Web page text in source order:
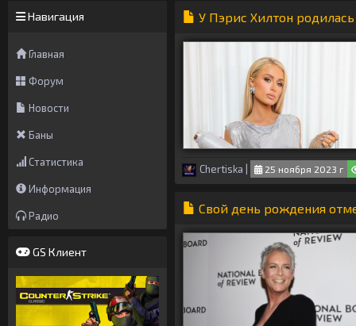
Навигация
Главная
Форум
Новости
Баны
Статистика
Информация
Радио
GS Клиент
У Пэрис Хилтон
Chertiska 25 ноября 2023 г
Свой день рождения